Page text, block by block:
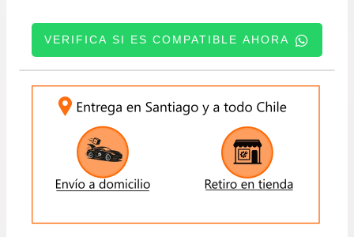
SPIN
CANTIDAD
original
era:
$54.900.
actual
es:
VERIFICA SI ES COMPATIBLE AHORA